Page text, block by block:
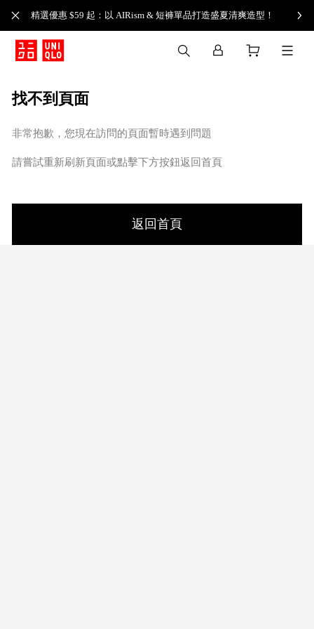
精選優惠 $59 起：以 AIRism & 短褲單品打造盛夏清爽造型！
找不到頁面
非常抱歉，您現在訪問的頁面暫時遇到問題
請嘗試重新刷新頁面或點擊下方按鈕返回首頁
返回首頁